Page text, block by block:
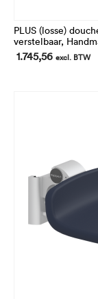
PLUS (losse)
verstelbaar,
In hoogte 240 mm
Voor montage op
1.745,56 excl. BTW